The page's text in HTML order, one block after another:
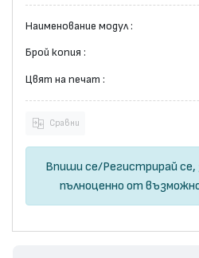
Наименование модул :
Брой копия :
Цвят на печат :
Сравни
Впиши се/Регистрирай се,
пълноценно от